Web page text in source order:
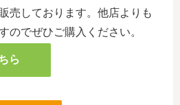
売しております。他店よりも
のでぜひご購入ください。
ら